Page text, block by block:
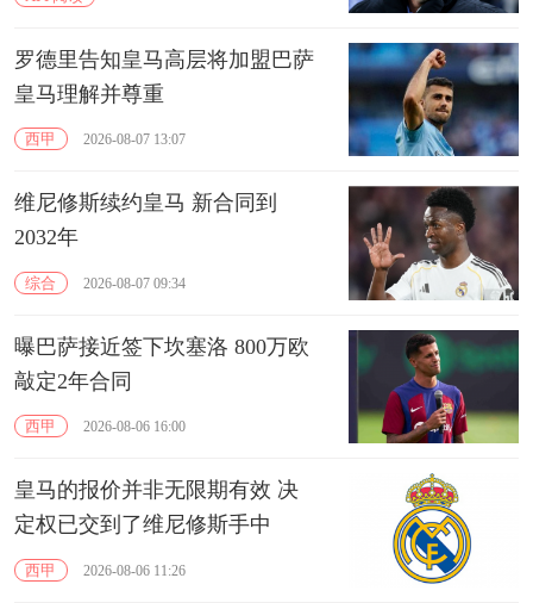
罗德里告知皇马高层将加盟巴萨
皇马理解并尊重
西甲 2026-08-07 13:07
维尼修斯续约皇马 新合同到
2032年
综合 2026-08-07 09:34
曝巴萨接近签下坎塞洛 800万欧
敲定2年合同
西甲 2026-08-06 16:00
皇马的报价并非无限期有效 决
定权已交到了维尼修斯手中
西甲 2026-08-06 11:26